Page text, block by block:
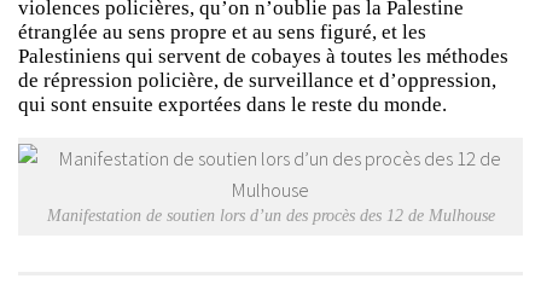
violences policières, qu’on n’oublie pas la Palestine
étranglée au sens propre et au sens figuré, et les
Palestiniens qui servent de cobayes à toutes les méthodes
de répression policière, de surveillance et d’oppression,
qui sont ensuite exportées dans le reste du monde.
Manifestation de soutien lors d’un des procès des 12 de Mulhouse